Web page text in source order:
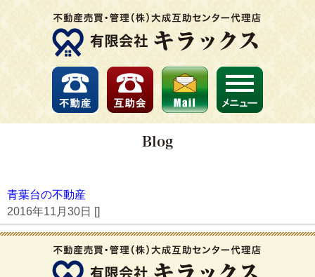
Blog
青葉台の不動産
2016年11月30日 []